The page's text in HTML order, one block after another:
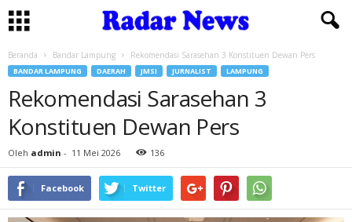
Beranda Bandar Lampung Rekomendasi Sarasehan 3 Konstituen Dewan Pers
BANDAR LAMPUNG DAERAH JMSI JURNALIST LAMPUNG
Rekomendasi Sarasehan 3
Konstituen Dewan Pers
Oleh admin - 11 Mei 2026 136
Facebook Twitter